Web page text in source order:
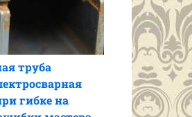
труба
гибке на